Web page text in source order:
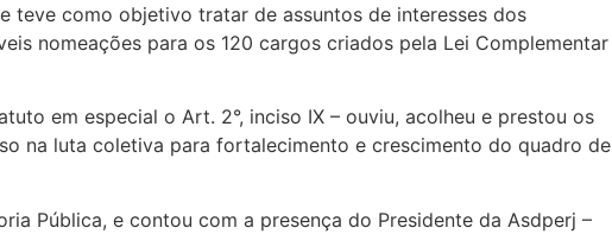
teve como objetivo tratar de assuntos de interesses dos
nomeações para os 120 cargos criados pela Lei Complementar
em especial o Art. 2°, inciso IX – ouviu, acolheu e prestou os
na luta coletiva para fortalecimento e crescimento do quadro de
Pública, e contou com a presença do Presidente da Asdperj –